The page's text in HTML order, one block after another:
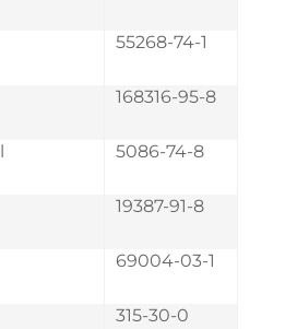
55268-74-1
168316-95-8
5086-74-8
19387-91-8
69004-03-1
315-30-0